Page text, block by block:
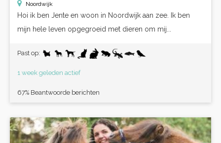
Noordwijk
Hoi ik ben Jente en woon in Noordwijk aan zee. Ik ben
mijn hele leven opgegroeid met dieren om mij...
Past op:
1 week geleden actief
67% Beantwoorde berichten